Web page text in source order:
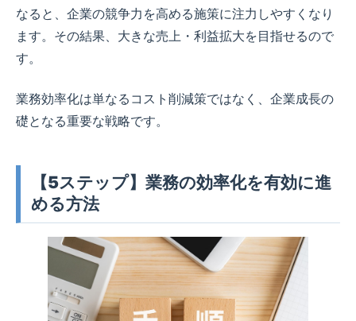
なると、企業の競争力を高める施策に注力しやすくなり
ます。その結果、大きな売上・利益拡大を目指せるので
す。
業務効率化は単なるコスト削減策ではなく、企業成長の
礎となる重要な戦略です。
【5ステップ】業務の効率化を有効に進
める方法